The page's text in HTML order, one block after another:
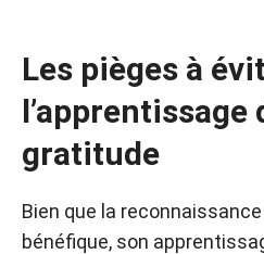
Les pièges à
l’apprentissage
gratitude
Bien que la
bénéfique, son